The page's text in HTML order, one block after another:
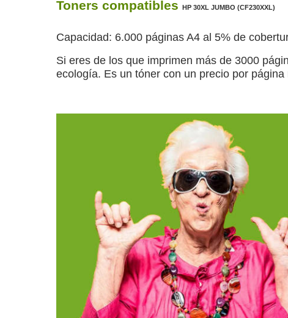
Toners compatibles HP 30XL JUMBO (CF230XXL)
Capacidad: 6.000 páginas A4 al 5% de
Si eres de los que imprimen más de 3000
ecología. Es un tóner con un precio por